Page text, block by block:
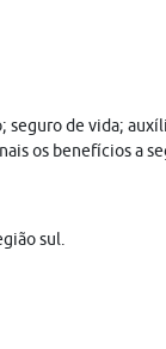
seguro de vida;
os benefícios a
sul.